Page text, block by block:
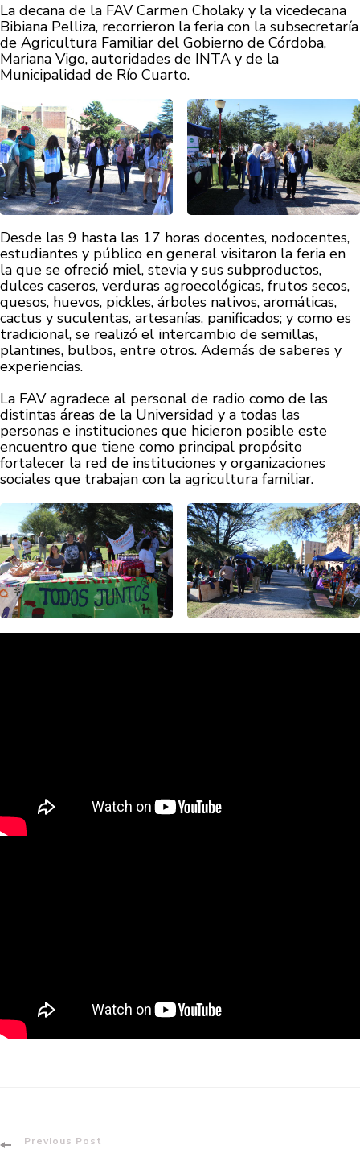
La decana de la FAV Carmen Cholaky y la vicedecana
Bibiana Pelliza, recorrieron la feria con la subsecretaría
de Agricultura Familiar del Gobierno de Córdoba,
Mariana Vigo, autoridades de INTA y de la
Municipalidad de Río Cuarto.
Desde las 9 hasta las 17 horas docentes, nodocentes,
estudiantes y público en general visitaron la feria en
la que se ofreció miel, stevia y sus subproductos,
dulces caseros, verduras agroecológicas, frutos secos,
quesos, huevos, pickles, árboles nativos, aromáticas,
cactus y suculentas, artesanías, panificados; y como es
tradicional, se realizó el intercambio de semillas,
plantines, bulbos, entre otros. Además de saberes y
experiencias.
La FAV agradece al personal de radio como de las
distintas áreas de la Universidad y a todas las
personas e instituciones que hicieron posible este
encuentro que tiene como principal propósito
fortalecer la red de instituciones y organizaciones
sociales que trabajan con la agricultura familiar.
Previous Post